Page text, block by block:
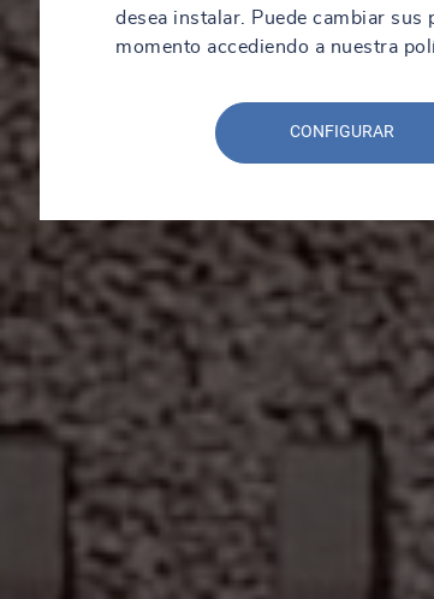
desea instalar. Puede cambiar
momento accediendo a nuestra
CONFIGURAR